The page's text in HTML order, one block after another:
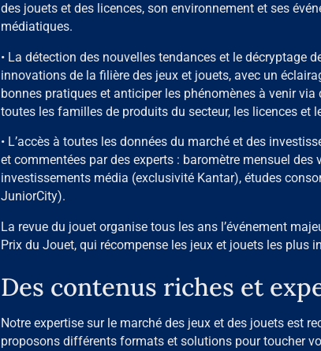
des jouets et des licences, son environnement et ses
médiatiques.
• La détection des nouvelles tendances et le décryptage
innovations de la filière des jeux et jouets, avec un
bonnes pratiques et anticiper les phénomènes à venir
toutes les familles de produits du secteur, les licences et
• L’accès à toutes les données du marché et des
et commentées par des experts : baromètre mensuel des
investissements média (exclusivité Kantar), études
JuniorCity).
La revue du jouet organise tous les ans l’événement
Prix du Jouet, qui récompense les jeux et jouets les plus
Des contenus riches et
Notre expertise sur le marché des jeux et des jouets est
proposons différents formats et solutions pour toucher